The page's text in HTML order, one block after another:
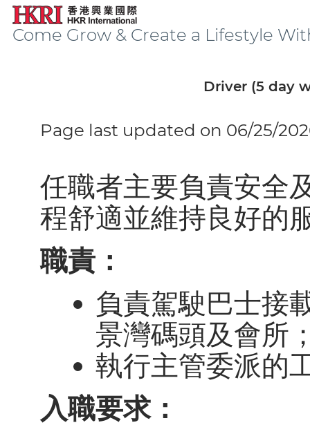
Come Grow & Create a Lifestyle
Driver (5 day
Page last updated on 06/25/
任職者主要負責安全
程舒適並維持良好的
職責：
負責駕駛巴士接
景灣碼頭及會所
執行主管委派的
入職要求：